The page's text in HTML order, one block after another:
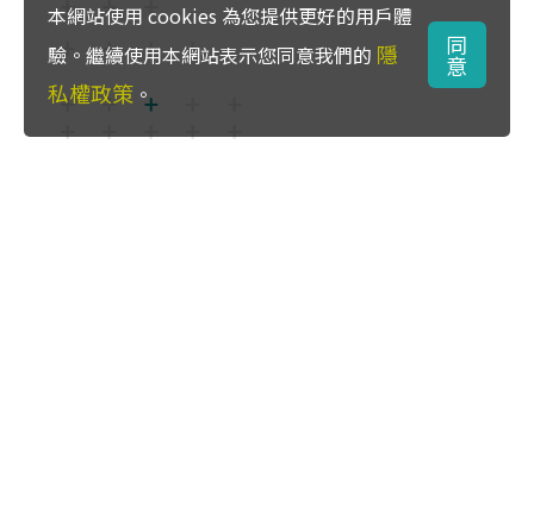
本網站使用 cookies 為您提供更好的用戶體
驗。繼續使用本網站表示您同意我們的 隱
私權政策 。
同
意